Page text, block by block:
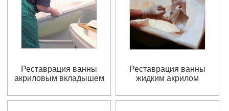
Реставрация ванны
акриловым вкладышем
Реставрация ванны
жидким акрилом